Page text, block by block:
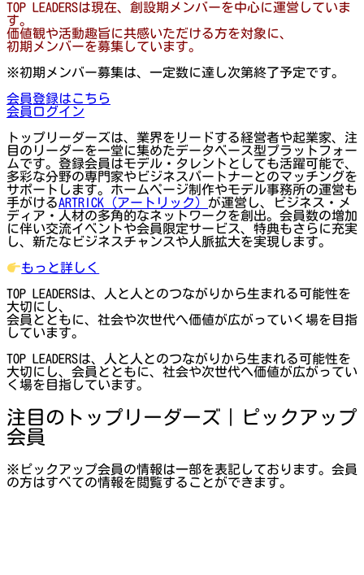
TOP LEADERSは現在、創設期メンバーを中心に運営していま
す。
価値観や活動趣旨に共感いただける方を対象に、
初期メンバーを募集しています。
※初期メンバー募集は、一定数に達し次第終了予定です。
会員登録はこちら
会員ログイン
トップリーダーズは、業界をリードする経営者や起業家、注
目のリーダーを一堂に集めたデータベース型プラットフォー
ムです。登録会員はモデル・タレントとしても活躍可能で、
多彩な分野の専門家やビジネスパートナーとのマッチングを
サポートします。ホームページ制作やモデル事務所の運営も
手がけるARTRICK（アートリック） が運営し、ビジネス・メ
ディア・人材の多角的なネットワークを創出。会員数の増加
に伴い交流イベントや会員限定サービス、特典もさらに充実
し、新たなビジネスチャンスや人脈拡大を実現します。
もっと詳しく
TOP LEADERSは、人と人とのつながりから生まれる可能性を
大切にし、
会員とともに、社会や次世代へ価値が広がっていく場を目指
しています。
TOP LEADERSは、人と人とのつながりから生まれる可能性を
大切にし、会員とともに、社会や次世代へ価値が広がってい
く場を目指しています。
注目のトップリーダーズ｜ピックアップ
会員
※ピックアップ会員の情報は一部を表記しております。会員
の方はすべての情報を閲覧することができます。